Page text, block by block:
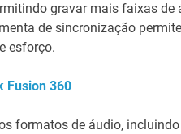
gravar mais faixas de
de sincronização
esforço.
Fusion 360
formatos de áudio, incluindo